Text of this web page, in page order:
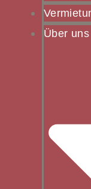
Über uns